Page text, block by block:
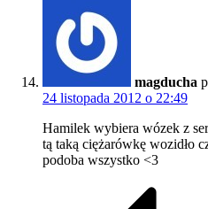
magducha
24 listopada 2012 o 22:49
Hamilek wybiera wózek z
tą taką ciężarówkę wozidło
podoba wszystko <3